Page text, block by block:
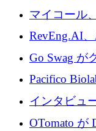
州と中東の
マイコール
に400万ポン
RevEng.AI
確保するた
Go Swag が
ムを拡大す
Pacifico
質生産に転
インタビュ
ーン Tide の
OTomato が